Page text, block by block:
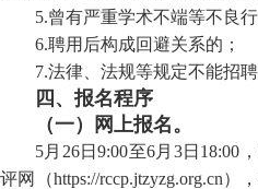
5.曾有严重学术不端等不良行
6.聘用后构成回避关系的；
7.法律、法规等规定不能招
四、报名程序
（一）网上报名。
5月 26日9:00至6月 3日18:00
评网（https://rccp.jtzyzg.org.cn